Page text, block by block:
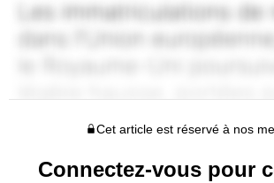
Cet article est réservé à nos
Connectez-vous pour